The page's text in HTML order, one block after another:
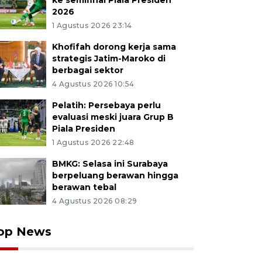
2026
1 Agustus 2026 23:14
Khofifah dorong kerja sama
strategis Jatim-Maroko di
berbagai sektor
4 Agustus 2026 10:54
Pelatih: Persebaya perlu
evaluasi meski juara Grup B
Piala Presiden
1 Agustus 2026 22:48
BMKG: Selasa ini Surabaya
berpeluang berawan hingga
berawan tebal
4 Agustus 2026 08:29
News